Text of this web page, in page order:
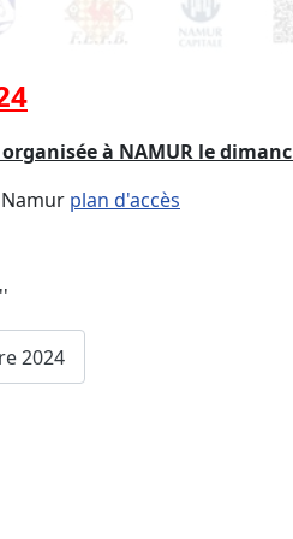
à NAMUR le
Namur plan d'accès
2024